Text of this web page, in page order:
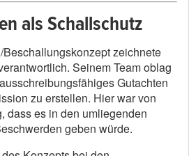
als Schallschutz
zeichnete
Seinem Team oblag
Gutachten
zu erstellen. Hier war von
dass es in den umliegenden
geben würde.